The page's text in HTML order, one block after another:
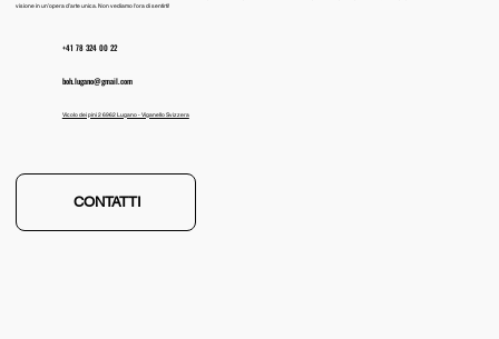
visione in un’opera d’arte unica. Non vediamo l'ora di sentirti!
+41 78 324 00 22
​boh.lugano@gmail.com
Vicolo dei pini 2 6962 Lugano - Viganello Svizzera
CONTATTI